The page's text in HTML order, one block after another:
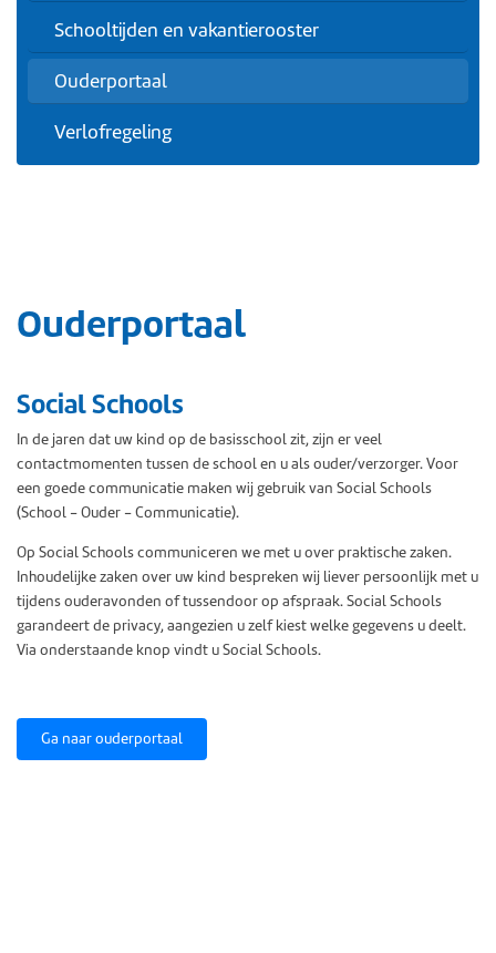
Schooltijden en vakantierooster
Ouderportaal
Verlofregeling
Ouderportaal
Social Schools
In de jaren dat uw kind op de basisschool zit, zijn er veel
contactmomenten tussen de school en u als ouder/verzorger. Voor
een goede communicatie maken wij gebruik van Social Schools
(School - Ouder - Communicatie).
Op Social Schools communiceren we met u over praktische zaken.
Inhoudelijke zaken over uw kind bespreken wij liever persoonlijk met u
tijdens ouderavonden of tussendoor op afspraak. Social Schools
garandeert de privacy, aangezien u zelf kiest welke gegevens u deelt.
Via onderstaande knop vindt u Social Schools.
Ga naar ouderportaal